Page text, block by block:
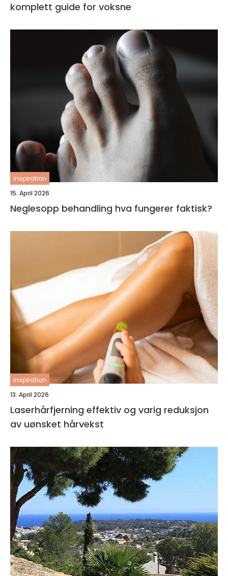
komplett guide for voksne
inspiration
15. April 2026
Neglesopp behandling hva fungerer faktisk?
inspiration
13. April 2026
Laserhårfjerning effektiv og varig reduksjon
av uønsket hårvekst